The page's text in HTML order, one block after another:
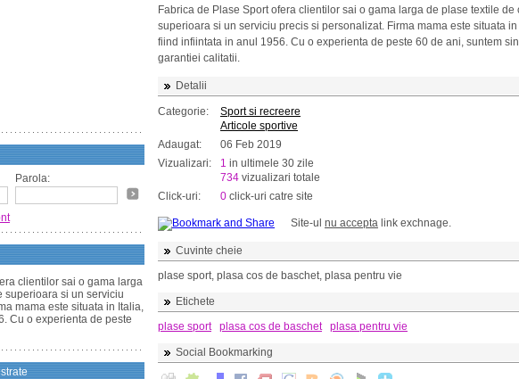
Parola:
clientilor sai o gama larga
superioara si un serviciu
mama este situata in Italia,
Cu o experienta de peste
Fabrica de Plase Sport ofera clientilor sai o gama larga de plase textile de
superioara si un serviciu precis si personalizat. Firma mama este situata
fiind infiintata in anul 1956. Cu o experienta de peste 60 de ani, suntem
garantiei calitatii.
Detalii
Categorie:
Sport si recreere
Articole sportive
Adaugat:
06 Feb 2019
Vizualizari:
1 in ultimele 30 zile
734 vizualizari totale
Click-uri:
0 click-uri catre site
Site-ul nu accepta link exchnage.
Cuvinte cheie
plase sport, plasa cos de baschet, plasa pentru vie
Etichete
plase sport
plasa cos de baschet plasa pentru vie
Social Bookmarking